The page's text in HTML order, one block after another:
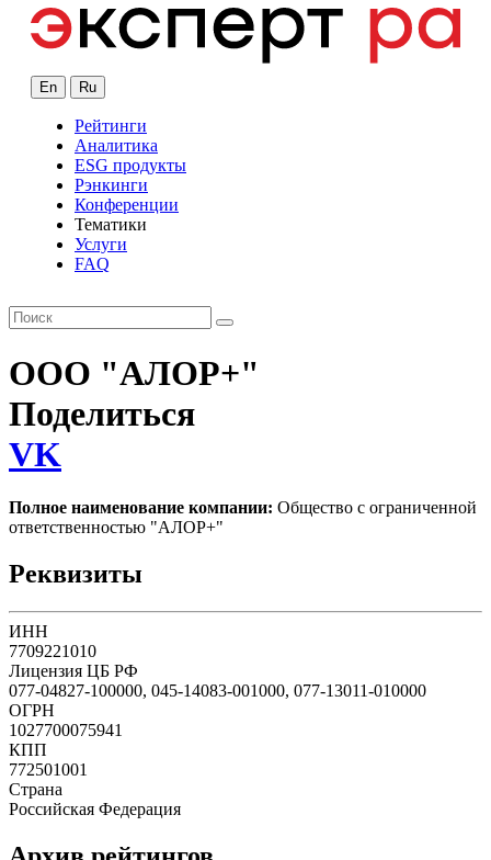
En Ru
Рейтинги
Аналитика
ESG продукты
Рэнкинги
Конференции
Тематики
Услуги
FAQ
ООО "АЛОР+"
Поделиться
VK
Полное наименование компании: Общество с ограниченной
ответственностью "АЛОР+"
Реквизиты
ИНН
7709221010
Лицензия ЦБ РФ
077-04827-100000, 045-14083-001000, 077-13011-010000
ОГРН
1027700075941
КПП
772501001
Страна
Российская Федерация